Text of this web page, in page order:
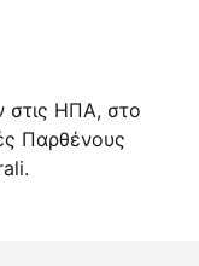
σήμερα
στις ΗΠΑ, στο
Παρθένους